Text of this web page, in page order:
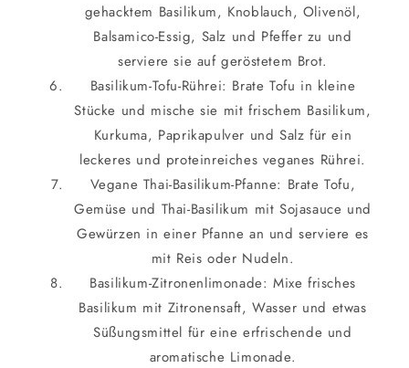
gehacktem Basilikum, Knoblauch, Olivenöl,
Balsamico-Essig, Salz und Pfeffer zu und
serviere sie auf geröstetem Brot.
Basilikum-Tofu-Rührei: Brate Tofu in kleine
Stücke und mische sie mit frischem Basilikum,
Kurkuma, Paprikapulver und Salz für ein
leckeres und proteinreiches veganes Rührei.
Vegane Thai-Basilikum-Pfanne: Brate Tofu,
Gemüse und Thai-Basilikum mit Sojasauce und
Gewürzen in einer Pfanne an und serviere es
mit Reis oder Nudeln.
Basilikum-Zitronenlimonade: Mixe frisches
Basilikum mit Zitronensaft, Wasser und etwas
Süßungsmittel für eine erfrischende und
aromatische Limonade.